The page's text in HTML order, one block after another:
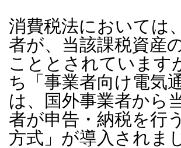
消費税法においては
者が、当該課税資産
こととされています
ち「事業者向け電気
は、国外事業者から
者が申告・納税を行
方式」が導入されま